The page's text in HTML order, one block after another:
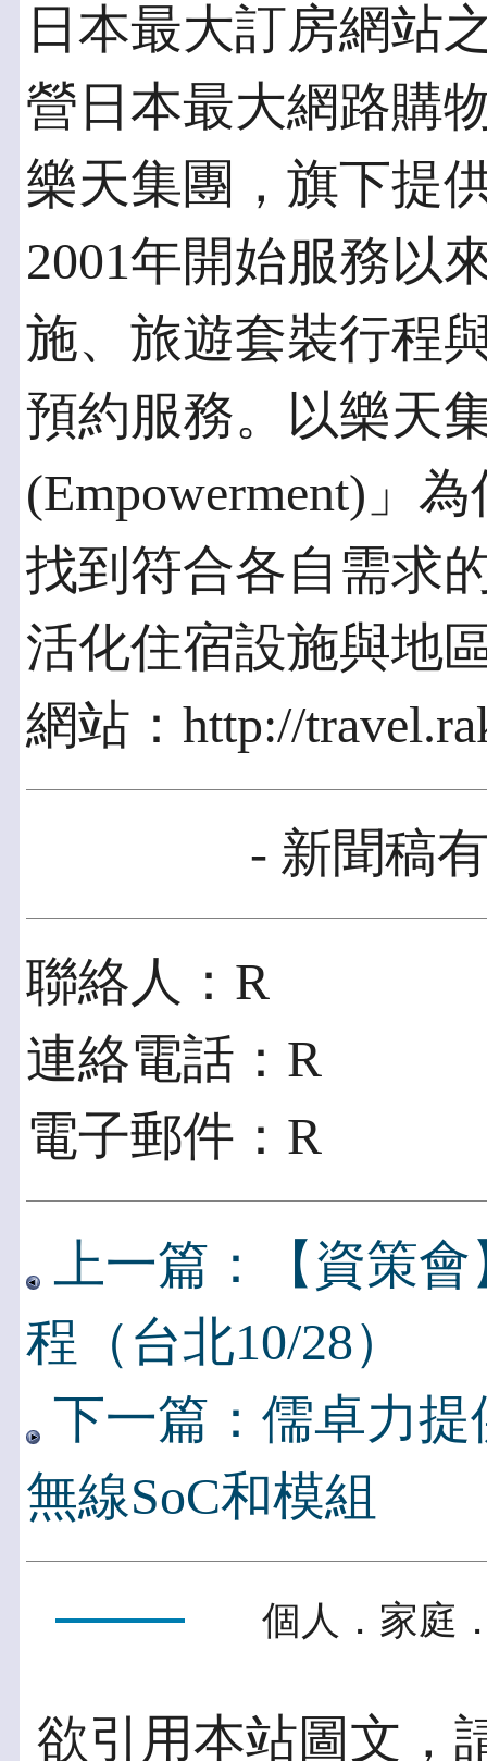
日本最大訂房網站
營日本最大網路購
樂天集團，旗下提
2001年開始服務以
施、旅遊套裝行程
預約服務。以樂天
(Empowerment)」
找到符合各自需求
活化住宿設施與地
網站：http://
- 新聞稿
聯絡人：R
連絡電話：R
電子郵件：R
上一篇：【資策
程（台北10/28）
下一篇：儒卓力提
無線SoC和模組
個人．家庭
欲引用本站圖文，